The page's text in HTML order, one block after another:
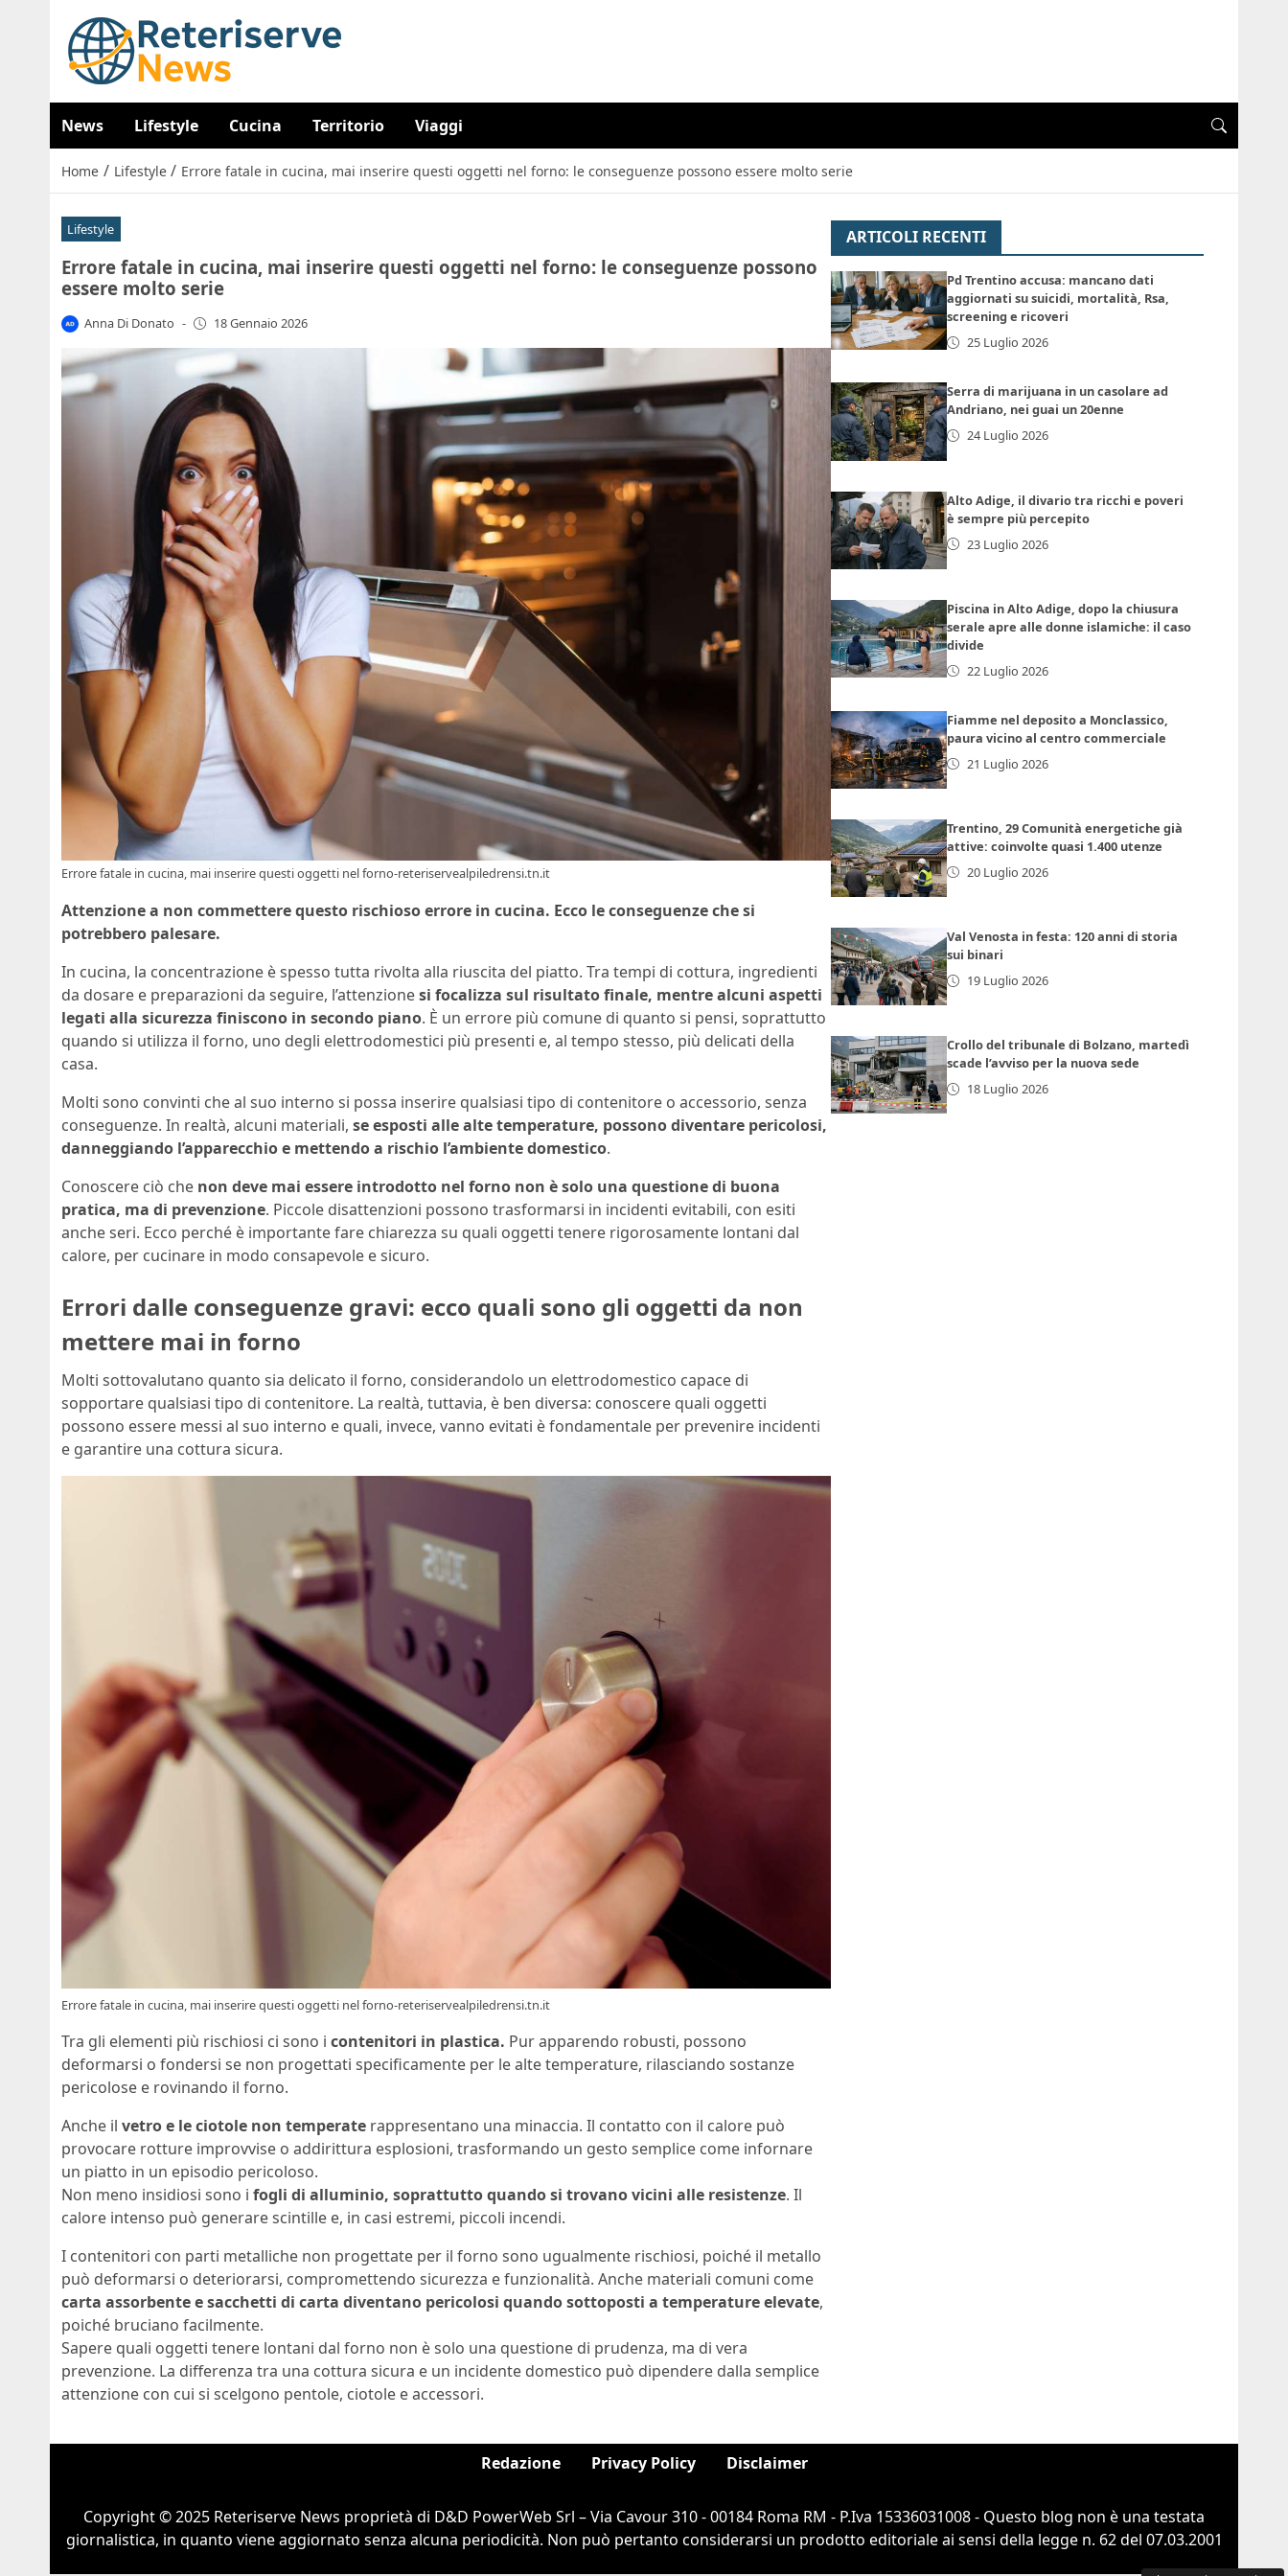
News Lifestyle Cucina Territorio Viaggi
Home / Lifestyle / Errore fatale in cucina, mai inserire questi oggetti nel forno: le conseguenze possono essere molto serie
Lifestyle
Errore fatale in cucina, mai inserire questi oggetti nel forno: le conseguenze possono
essere molto serie
Anna Di Donato - 18 Gennaio 2026
Errore fatale in cucina, mai inserire questi oggetti nel forno-reteriservealpiledrensi.tn.it
Attenzione a non commettere questo rischioso errore in cucina. Ecco le conseguenze che si
potrebbero palesare.
In cucina, la concentrazione è spesso tutta rivolta alla riuscita del piatto. Tra tempi di cottura, ingredienti
da dosare e preparazioni da seguire, l’attenzionesi focalizza sul risultato finale, mentre alcuni aspetti
legati alla sicurezza finiscono in secondo piano. È un errore più comune di quanto si pensi, soprattutto
quando si utilizza il forno, uno degli elettrodomestici più presenti e, al tempo stesso, più delicati della
casa.
Molti sono convinti che al suo interno si possa inserire qualsiasi tipo di contenitore o accessorio, senza
conseguenze. In realtà, alcuni materiali, se esposti alle alte temperature, possono diventare pericolosi,
danneggiando l’apparecchio e mettendo a rischio l’ambiente domestico.
Conoscere ciò che non deve mai essere introdotto nel forno non è solo una questione di buona
pratica, ma di prevenzione. Piccole disattenzioni possono trasformarsi in incidenti evitabili, con esiti
anche seri. Ecco perché è importante fare chiarezza su quali oggetti tenere rigorosamente lontani dal
calore, per cucinare in modo consapevole e sicuro.
Errori dalle conseguenze gravi: ecco quali sono gli oggetti da non
mettere mai in forno
Molti sottovalutano quanto sia delicato il forno, considerandolo un elettrodomestico capace di
sopportare qualsiasi tipo di contenitore. La realtà, tuttavia, è ben diversa: conoscere quali oggetti
possono essere messi al suo interno e quali, invece, vanno evitati è fondamentale per prevenire incidenti
e garantire una cottura sicura.
Errore fatale in cucina, mai inserire questi oggetti nel forno-reteriservealpiledrensi.tn.it
Tra gli elementi più rischiosi ci sono i contenitori in plastica. Pur apparendo robusti, possono
deformarsi o fondersi se non progettati specificamente per le alte temperature, rilasciando sostanze
pericolose e rovinando il forno.
Anche il vetro e le ciotole non temperate rappresentano una minaccia. Il contatto con il calore può
provocare rotture improvvise o addirittura esplosioni, trasformando un gesto semplice come infornare
un piatto in un episodio pericoloso.
Non meno insidiosi sono i fogli di alluminio, soprattutto quando si trovano vicini alle resistenze. Il
calore intenso può generare scintille e, in casi estremi, piccoli incendi.
I contenitori con parti metalliche non progettate per il forno sono ugualmente rischiosi, poiché il metallo
può deformarsi o deteriorarsi, compromettendo sicurezza e funzionalità. Anche materiali comuni come
carta assorbente e sacchetti di carta diventano pericolosi quando sottoposti a temperature elevate,
poiché bruciano facilmente.
Sapere quali oggetti tenere lontani dal forno non è solo una questione di prudenza, ma di vera
prevenzione. La differenza tra una cottura sicura e un incidente domestico può dipendere dalla semplice
attenzione con cui si scelgono pentole, ciotole e accessori.
ARTICOLI RECENTI
Pd Trentino accusa: mancano dati
aggiornati su suicidi, mortalità, Rsa,
screening e ricoveri
25 Luglio 2026
Serra di marijuana in un casolare ad
Andriano, nei guai un 20enne
24 Luglio 2026
Alto Adige, il divario tra ricchi e poveri
è sempre più percepito
23 Luglio 2026
Piscina in Alto Adige, dopo la chiusura
serale apre alle donne islamiche: il caso
divide
22 Luglio 2026
Fiamme nel deposito a Monclassico,
paura vicino al centro commerciale
21 Luglio 2026
Trentino, 29 Comunità energetiche già
attive: coinvolte quasi 1.400 utenze
20 Luglio 2026
Val Venosta in festa: 120 anni di storia
sui binari
19 Luglio 2026
Crollo del tribunale di Bolzano, martedì
scade l’avviso per la nuova sede
18 Luglio 2026
Redazione Privacy Policy Disclaimer
Copyright © 2025 Reteriserve News proprietà di D&D PowerWeb Srl – Via Cavour 310 - 00184 Roma RM - P.Iva 15336031008 - Questo blog non è una testata
giornalistica, in quanto viene aggiornato senza alcuna periodicità. Non può pertanto considerarsi un prodotto editoriale ai sensi della legge n. 62 del 07.03.2001